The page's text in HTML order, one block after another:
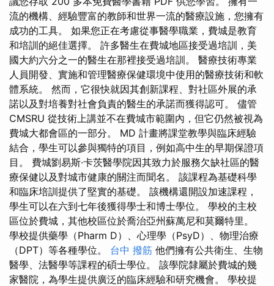
流的機構、經驗豐富的教師和世界一流的醫療設施，您擁有
成功的工具。 如果您正在考慮從事醫學職業，費城是教育
和培訓的絕佳選擇。 許多醫生在費城地區接受過培訓，美
國大約六分之一的醫生在那裡接受過培訓。 醫療技術專業
人員開發、實施和管理醫療保健環境中使用的醫療技術和軟
體系統。 然而，它很快就因其創新課程、對社區外展的承
諾以及對培養對社會負責的醫生的承諾而獲得認可。 儘管
CMSRU 從技術上講並不在費城市範圍內，但它仍然被視為
費城大都會區的一部分。 MD 計畫將課堂教學與臨床經驗
結合，學生可以參與獨特的項目，例如高中生的早期保證項
目。 費城劉易斯·卡茨醫學院因其致力於服務欠缺社區的醫
療保健以及對城市健康的關注而聞名。 該課程為基礎科學
和臨床培訓提供了堅實的基礎。 該機構還開設加速課程，
學生可以在六到七年後獲得學士和博士學位。 學校的主校
區位於費城，其他校區位於喬治亞州蘇萬尼和莫爾特里。
學校提供藥學（Pharm D）、心理學（PsyD）、物理治療
（DPT）等各種學位。 台中 撥筋 他們擁有公共衛生、生物
醫學、法醫學等課程的碩士學位。 該學院隸屬於費城的幾
家醫院，為學生提供廣泛的臨床經驗和研究機會。 學校提